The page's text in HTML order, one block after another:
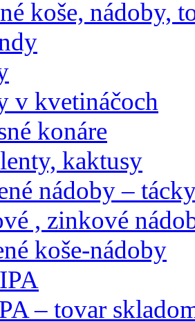
koše, nádoby,
v kvetináčoch
konáre
kaktusy
nádoby –
, zinkové
koše-nádoby
– tovar